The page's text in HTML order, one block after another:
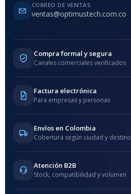
CORREO DE VENTAS
ventas@optimustech.com.co
Compra formal y segura
Canales comerciales verificados
Factura electrónica
Para empresas y personas
Envíos en Colombia
Cobertura según ciudad y destino
Atención B2B
Stock, compatibilidad y volumen